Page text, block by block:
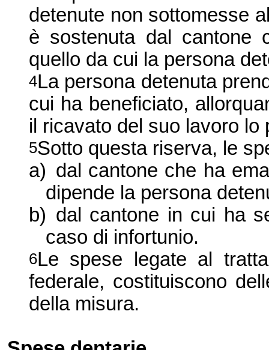
detenute non sottomesse
è sostenuta dal cantone
quello da cui la persona
4La persona detenuta
cui ha beneficiato,
il ricavato del suo lavoro lo
5Sotto questa riserva, le
a) dal cantone che ha
dipende la persona dete
b) dal cantone in cui ha
caso di infortunio.
6Le spese legate al
federale, costituiscono
della misura.